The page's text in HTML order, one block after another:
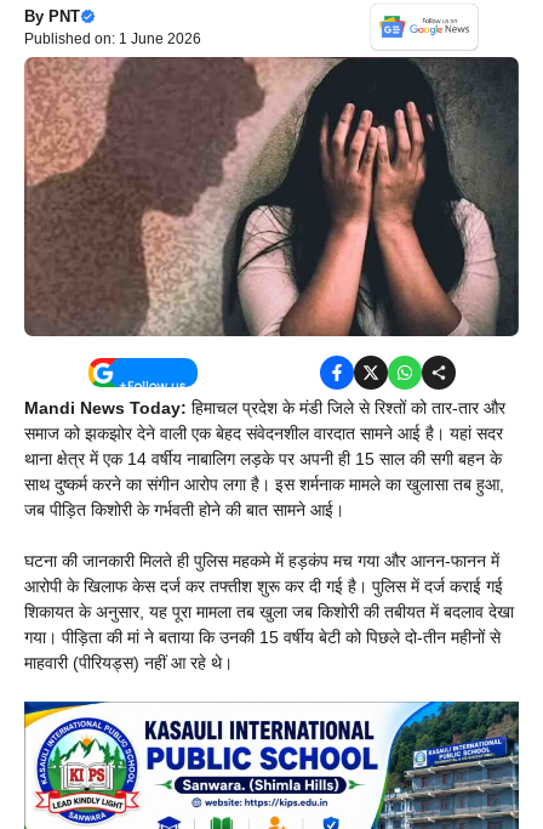
By PNT
Published on: 1 June 2026
Mandi News Today: हिमाचल प्रदेश के मंडी जिले से रिश्तों को तार-तार और
समाज को झकझोर देने वाली एक बेहद संवेदनशील वारदात सामने आई है। यहां सदर
थाना क्षेत्र में एक 14 वर्षीय नाबालिग लड़के पर अपनी ही 15 साल की सगी बहन के
साथ दुष्कर्म करने का संगीन आरोप लगा है। इस शर्मनाक मामले का खुलासा तब हुआ,
जब पीड़ित किशोरी के गर्भवती होने की बात सामने आई।
घटना की जानकारी मिलते ही पुलिस महकमे में हड़कंप मच गया और आनन-फानन में
आरोपी के खिलाफ केस दर्ज कर तफ्तीश शुरू कर दी गई है। पुलिस में दर्ज कराई गई
शिकायत के अनुसार, यह पूरा मामला तब खुला जब किशोरी की तबीयत में बदलाव देखा
गया। पीड़िता की मां ने बताया कि उनकी 15 वर्षीय बेटी को पिछले दो-तीन महीनों से
माहवारी (पीरियड्स) नहीं आ रहे थे।